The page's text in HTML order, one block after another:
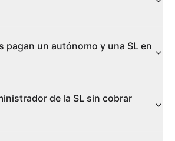
pagan un autónomo y una SL en
de la SL sin cobrar